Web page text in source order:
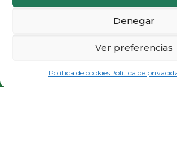
Denegar
Ver preferencias
Política de cookiesPolítica de
PIDE CITA E